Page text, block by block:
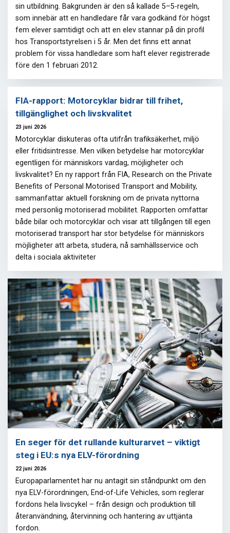
sin utbildning. Bakgrunden är den så kallade 5–5-regeln,
som innebär att en handledare får vara godkänd för högst
fem elever samtidigt och att en elev stannar på din profil
hos Transportstyrelsen i 5 år. Men det finns ett annat
problem för vissa handledare som haft elever registrerade
före den 1 februari 2012.
FIA-rapport: Motorcyklar bidrar till frihet,
tillgänglighet och livskvalitet
23 juni 2026
Motorcyklar diskuteras ofta utifrån trafiksäkerhet, miljö
eller fritidsintresse. Men vilken betydelse har motorcyklar
egentligen för människors vardag, möjligheter och
livskvalitet? En ny rapport från FIA, Research on the Private
Benefits of Personal Motorised Transport and Mobility,
sammanfattar aktuell forskning om de privata nyttorna
med personlig motoriserad mobilitet. Rapporten omfattar
både bilar och motorcyklar och visar att tillgången till egen
motoriserad transport har stor betydelse för människors
möjligheter att arbeta, studera, nå samhällsservice och
delta i sociala aktiviteter
En seger för det rullande kulturarvet – viktigt
steg i EU:s nya ELV-förordning
22 juni 2026
Europaparlamentet har nu antagit sin ståndpunkt om den
nya ELV-förordningen, End-of-Life Vehicles, som reglerar
fordons hela livscykel – från design och produktion till
återanvändning, återvinning och hantering av uttjänta
fordon.